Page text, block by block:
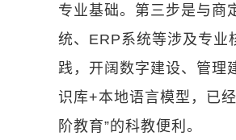
专业基础。第三步是与商
统、ERP系统等涉及专业
践，开阔数字建设、管理
识库+本地语言模型，已
阶教育”的科教便利。